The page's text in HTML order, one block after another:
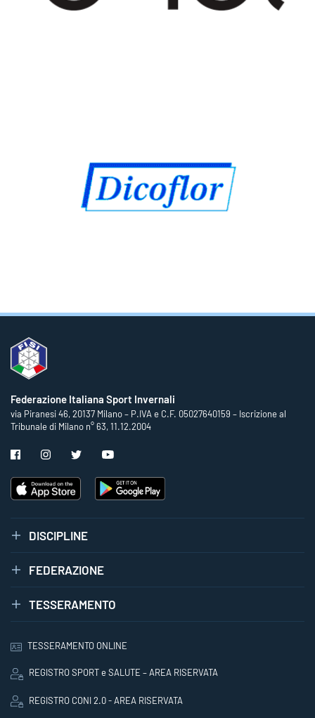
Federazione Italiana Sport Invernali
via Piranesi 46, 20137 Milano – P.IVA e C.F. 05027640159 – Iscrizione al
Tribunale di Milano n° 63, 11.12.2004
DISCIPLINE
FEDERAZIONE
TESSERAMENTO
TESSERAMENTO ONLINE
REGISTRO SPORT e SALUTE – AREA RISERVATA
REGISTRO CONI 2.0 - AREA RISERVATA